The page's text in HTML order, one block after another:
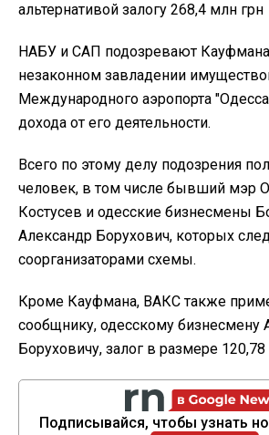
альтернативой залогу 268,4 млн грн
НАБУ и САП подозревают
незаконном завладении
Международного аэропорта
дохода от его деятельности.
Всего по этому делу подозрения
человек, в том числе бывший мэр
Костусев и одесские бизнесмены
Александр Борухович, которых
соорганизаторами схемы.
Кроме Кауфмана, ВАКС также
сообщнику, одесскому бизнесмену
Боруховичу, залог в размере
Подписывайся, чтобы узнать